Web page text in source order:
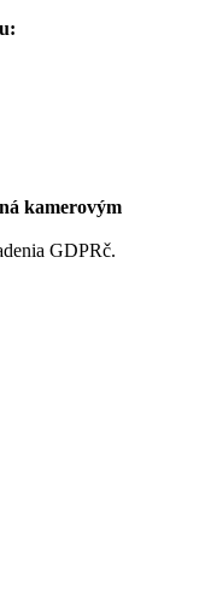
kamerovým
GDPRč.